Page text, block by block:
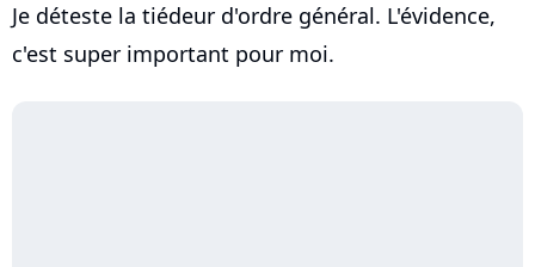
Je déteste la tiédeur d'ordre général. L'évidence,
c'est super important pour moi.